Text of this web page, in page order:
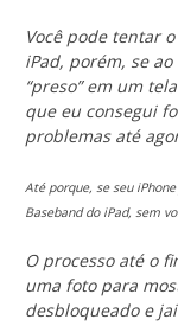
Você pode tentar
iPad, porém, se
“preso” em um
que eu consegui
problemas até
Até porque, se seu
Baseband do iPad, sem
O processo até o
uma foto para
desbloqueado e